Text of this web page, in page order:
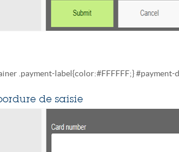
.payment-label{color:#FFFFFF;}
de saisie